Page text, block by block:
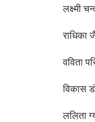
लक्ष्मी
राधिका
वविता
विकास
ललिता